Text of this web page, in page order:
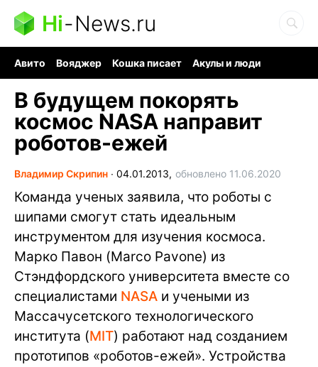
Hi-News.ru
Авито Вояджер Кошка писает
Акулы и люди
В будущем покорять
космос NASA направит
роботов-ежей
Владимир Скрипин ∙ 04.01.2013, обновлено 11.06.2020
Команда ученых заявила, что роботы с
шипами смогут стать идеальным
инструментом для изучения космоса.
Марко Павон (Marco Pavone) из
Стэндфордского университета вместе со
специалистами NASA и учеными из
Массачусетского технологического
института (MIT) работают над созданием
прототипов «роботов-ежей». Устройства